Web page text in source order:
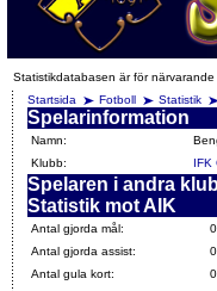
Statistikdatabasen är för
Startsida
Fotboll Statistik
Spelarinformation
Namn:
Klubb:
IFK
Spelaren i andra
Statistik mot AIK
Antal gjorda mål:
0
Antal gjorda assist:
0
Antal gula kort:
0